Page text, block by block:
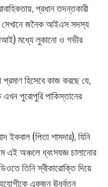
প্রধান তদন্তকারী
সেখানে জনৈক আইএস সদস্য
মধ্যে লুকানো ও গভীর
হিসেবে কাজ করছে যে,
পুরোপুরি পাকিস্তানের
(পিতা শামদার), যিনি
এই অঞ্চলে ধ্বংসযজ্ঞ চালানোর
তিনি স্বীকারোক্তি দিয়ে
একজন ঊর্ধ্বতন